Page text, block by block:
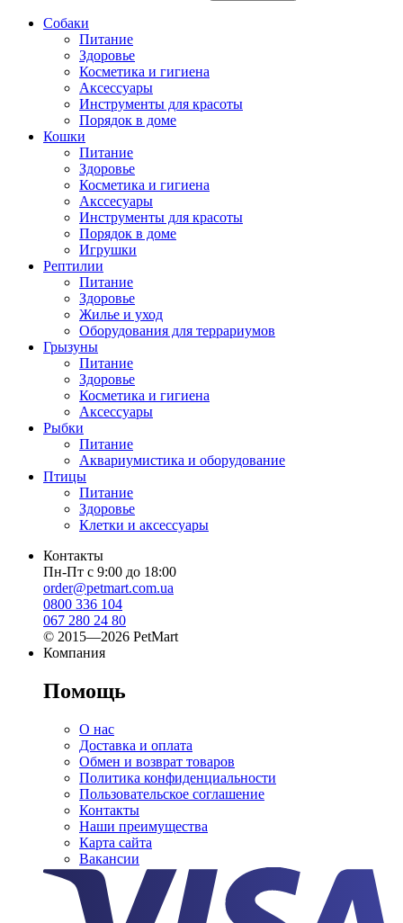
Собаки
Питание
Здоровье
Косметика и гигиена
Аксессуары
Инструменты для красоты
Порядок в доме
Кошки
Питание
Здоровье
Косметика и гигиена
Акссесуары
Инструменты для красоты
Порядок в доме
Игрушки
Рептилии
Питание
Здоровье
Жилье и уход
Оборудования для террариумов
Грызуны
Питание
Здоровье
Косметика и гигиена
Аксессуары
Рыбки
Питание
Аквариумистика и оборудование
Птицы
Питание
Здоровье
Клетки и аксессуары
Контакты
Пн-Пт с 9:00 до 18:00
order@petmart.com.ua
0800 336 104
067 280 24 80
© 2015—2026 PetMart
Компания
Помощь
О нас
Доставка и оплата
Обмен и возврат товаров
Политика конфиденциальности
Пользовательское соглашение
Контакты
Наши преимущества
Карта сайта
Вакансии